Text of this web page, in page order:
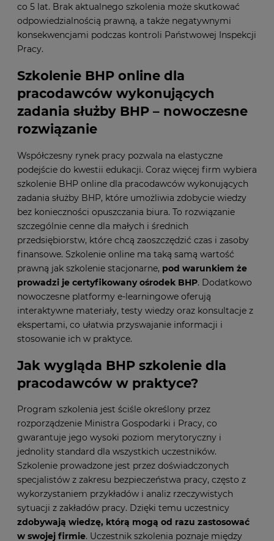
co 5 lat. Brak aktualnego szkolenia może skutkować
odpowiedzialnością prawną, a także negatywnymi
konsekwencjami podczas kontroli Państwowej Inspekcji
Pracy.
Szkolenie BHP online dla
pracodawców wykonujących
zadania służby BHP – nowoczesne
rozwiązanie
Współczesny rynek pracy pozwala na elastyczne
podejście do kwestii edukacji. Coraz więcej firm wybiera
szkolenie BHP online dla pracodawców wykonujących
zadania służby BHP, które umożliwia zdobycie wiedzy
bez konieczności opuszczania biura. To rozwiązanie
szczególnie cenne dla małych i średnich
przedsiębiorstw, które chcą zaoszczędzić czas i zasoby
finansowe. Szkolenie online ma taką samą wartość
prawną jak szkolenie stacjonarne, pod warunkiem że
prowadzi je certyfikowany ośrodek BHP. Dodatkowo
nowoczesne platformy e-learningowe oferują
interaktywne materiały, testy wiedzy oraz konsultacje z
ekspertami, co ułatwia przyswajanie informacji i
stosowanie ich w praktyce.
Jak wygląda BHP szkolenie dla
pracodawców w praktyce?
Program szkolenia jest ściśle określony przez
rozporządzenie Ministra Gospodarki i Pracy, co
gwarantuje jego wysoki poziom merytoryczny i
jednolity standard dla wszystkich uczestników.
Szkolenie prowadzone jest przez doświadczonych
specjalistów z zakresu bezpieczeństwa pracy, często z
wykorzystaniem przykładów i analiz rzeczywistych
sytuacji z zakładów pracy. Dzięki temu uczestnicy
zdobywają wiedzę, którą mogą od razu zastosować
w swojej firmie. Uczestnik szkolenia poznaje między